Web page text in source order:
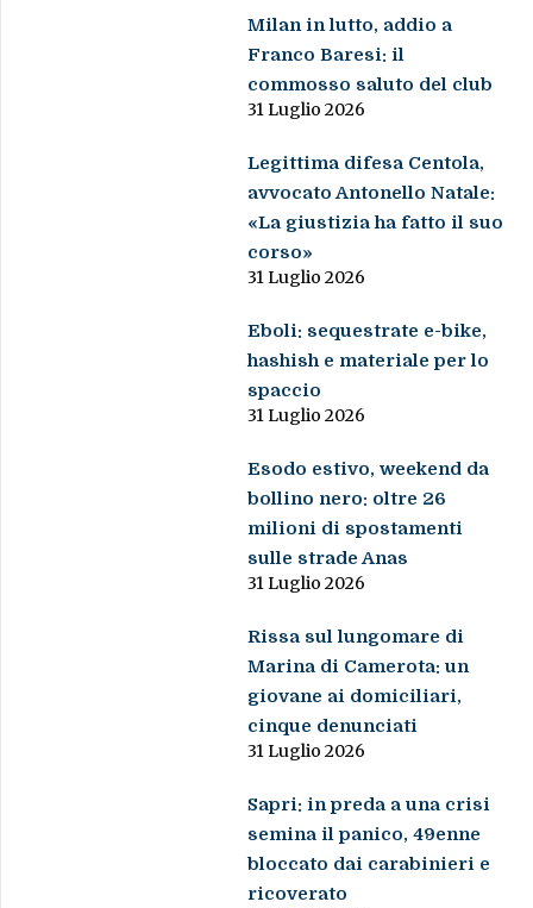
Milan in lutto, addio a
Franco Baresi: il
commosso saluto del club
31 Luglio 2026
Legittima difesa Centola,
avvocato Antonello Natale:
«La giustizia ha fatto il suo
corso»
31 Luglio 2026
Eboli: sequestrate e-bike,
hashish e materiale per lo
spaccio
31 Luglio 2026
Esodo estivo, weekend da
bollino nero: oltre 26
milioni di spostamenti
sulle strade Anas
31 Luglio 2026
Rissa sul lungomare di
Marina di Camerota: un
giovane ai domiciliari,
cinque denunciati
31 Luglio 2026
Sapri: in preda a una crisi
semina il panico, 49enne
bloccato dai carabinieri e
ricoverato